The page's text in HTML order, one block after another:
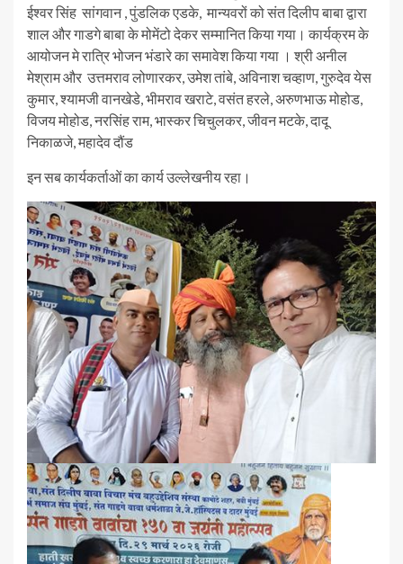
ईश्वर सिंह सांगवान , पुंडलिक एडके, मान्यवरों को संत दिलीप बाबा द्वारा
शाल और गाडगे बाबा के मोमेंटो देकर सम्मानित किया गया। कार्यक्रम के
आयोजन मे रात्रि भोजन भंडारे का समावेश किया गया । श्री अनील
मेश्राम और उत्तमराव लोणारकर, उमेश तांबे, अविनाश चव्हाण, गुरुदेव येस
कुमार, श्यामजी वानखेडे, भीमराव खराटे, वसंत हरले, अरुणभाऊ मोहोड,
विजय मोहोड, नरसिंह राम, भास्कर चिचुलकर, जीवन मटके, दादू
निकाळजे, महादेव दौंड
इन सब कार्यकर्ताओं का कार्य उल्लेखनीय रहा।